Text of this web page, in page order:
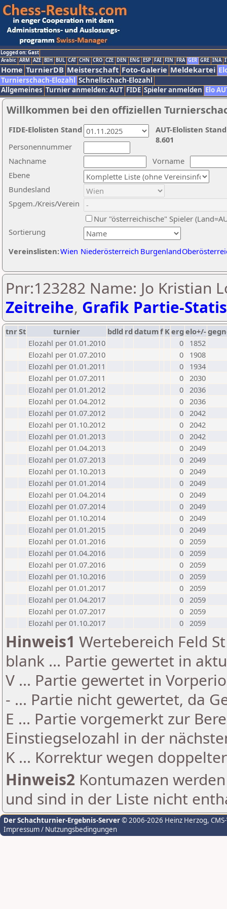
Logged on: Gast
Arabic ARM AZE BIH BUL CAT CHN CRO CZE DEN ENG ESP FAI FIN FRA GER GRE INA
Home TurnierDB Meisterschaft Foto-Galerie Meldekartei
Turnierschach-Elozahl Schnellschach-Elozahl
Allgemeines Turnier anmelden: AUT FIDE Spieler anmelden Elo
Willkommen bei den offiziellen
Nachname
Vorname
Ebene
Sortierung
Personennummer
Bundesland
Spgem./Kreis/Verein
Nur "österreichische" Spieler
Vereinslisten:Wien Niederösterreich Burgenland
AUT-Elolisten
8.601
FIDE-Elolisten Stand
Pnr:123282 Name: Jo Kristian
Zeitreihe, Grafik Partie-
tnrSt turnier bdld rd datumf Kerg elo+/-
Elozahl per 01.01.2010
0
1852
Elozahl per 01.07.2010
0
1908
Elozahl per 01.01.2011
0
1934
Elozahl per 01.07.2011
0 2030
Elozahl per 01.01.2012
0 2036
Elozahl per 01.04.2012
0 2036
Elozahl per 01.07.2012
0 2042
Elozahl per 01.10.2012
0 2042
Elozahl per 01.01.2013
0 2042
Elozahl per 01.04.2013
0 2049
Elozahl per 01.07.2013
0 2049
Elozahl per 01.10.2013
0 2049
Elozahl per 01.01.2014
0 2049
Elozahl per 01.04.2014
0 2049
Elozahl per 01.07.2014
0 2049
Elozahl per 01.10.2014
0 2049
Elozahl per 01.01.2015
0 2049
Elozahl per 01.01.2016
0 2059
Elozahl per 01.04.2016
0 2059
Elozahl per 01.07.2016
0 2059
Elozahl per 01.10.2016
0 2059
Elozahl per 01.01.2017
0 2059
Elozahl per 01.04.2017
0 2059
Elozahl per 01.07.2017
0 2059
Elozahl per 01.10.2017
0 2059
Hinweis1 Wertebereich Feld
blank ... Partie gewertet in
V ... Partie gewertet in
- ... Partie nicht gewertet, da
E ... Partie vorgemerkt zur
Einstiegselozahl in der
K ... Korrektur wegen
Hinweis2 Kontumazen
und sind in der Liste nicht
Der Schachturnier-Ergebnis-Server© 2006-2026 Heinz Herzog,
Impressum / Nutzungsbedingungen